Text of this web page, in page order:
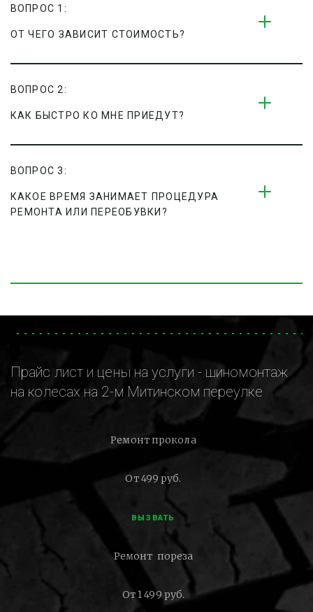
ВОПРОС 1:
ОТ ЧЕГО ЗАВИСИТ СТОИМОСТЬ?
ВОПРОС 2:
КАК БЫСТРО КО МНЕ ПРИЕДУТ?
ВОПРОС 3:
КАКОЕ ВРЕМЯ ЗАНИМАЕТ ПРОЦЕДУРА
РЕМОНТА ИЛИ ПЕРЕОБУВКИ?
Прайс лист и цены на услуги - шиномонтаж
на колесах на 2-м Митинском переулке
Ремонт прокола
От 499 руб.
ВЫЗВАТЬ
Ремонт пореза
От 1 499 руб.